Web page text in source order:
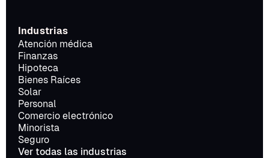
Industrias
Atención médica
Finanzas
Hipoteca
Bienes Raíces
Solar
Personal
Comercio electrónico
Minorista
Seguro
Ver todas las industrias